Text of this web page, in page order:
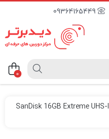
09364165449
0
کارت حافظه SanDisk 16GB Extreme UHS-I